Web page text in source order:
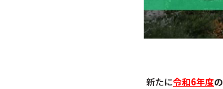
新たに令和6年度の